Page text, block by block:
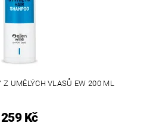
Z UMĚLÝCH VLASŮ EW 200 ML
259 Kč